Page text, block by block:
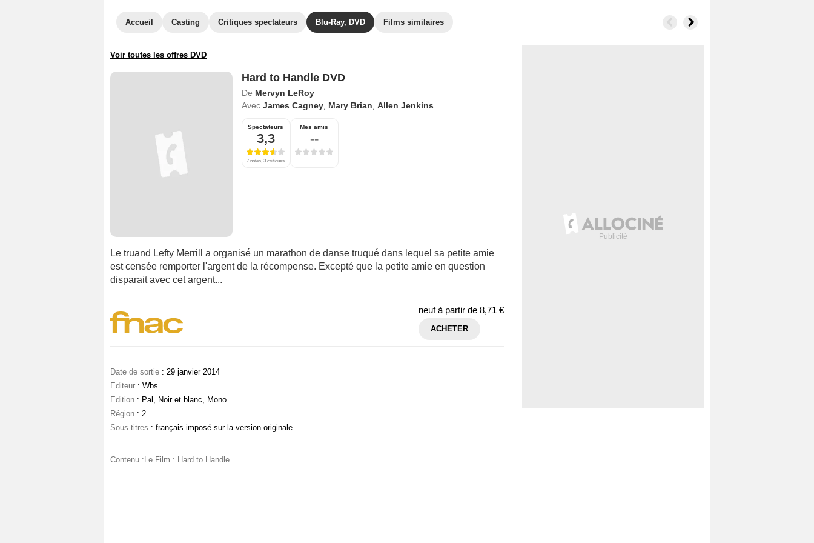
Accueil Casting Critiques spectateurs Blu-Ray, DVD Films similaires
Voir toutes les offres DVD
Hard to Handle DVD
De Mervyn LeRoy
Avec James Cagney, Mary Brian Allen Jenkins
Spectateurs
3,3
7 notes, 3 critiques
Mes amis
--
Le truand Lefty Merrill a organisé un marathon de danse truqué dans lequel sa petite amie
est censée remporter l'argent de la récompense. Excepté que la petite amie en question
disparait avec cet argent...
neuf à partir de 8,71 €
ACHETER
Date de sortie : 29 janvier 2014
Editeur : Wbs
Edition : Pal, Noir et blanc, Mono
Région : 2
Sous-titres : français imposé sur la version originale
Contenu :Le Film : Hard to Handle